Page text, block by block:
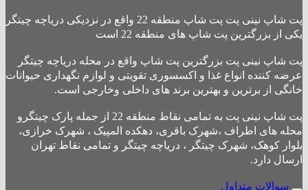
پت شاپ نینی پت پت شاپ منطقه 22 واقع در نزدیکی دریاچه چیتگر
یکی از بزرگترین پت شاپ های منطقه 22 است
پت شاپ نینی پت بزرگترین پت شاپ واقع در محله دریاچه چیتگر
عرضه کننده انواع غذا و اکسسوری تقویتی و لوازم نگهداری حیوانات
خانگی از برترین و بهترین برند های داخلی وخارجی است.
پت شاپ نینی پت به تمامی نقاط منطقه 22 از جمله پارک چیتگرو
محله های اطراف ،شهرک باقری، دهکده المپیک ، شهرک خرازی،
بلوار کوهک، شهرک چیتگر ، دریاچه چیتگر و تمامی نقاط تهران
ارسال دارد.
سوالات متداول